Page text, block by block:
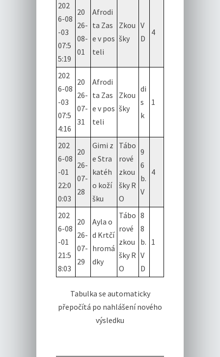
202
6-08
-03
07:5
5:19
20
26-
08-
01
Afrodi
ta Zas
e v pos
teli
Zkou
šky
V
D
4
202
6-08
-03
07:5
4:16
20
26-
07-
31
Afrodi
ta Zas
e v pos
teli
Zkou
šky
di
s
k
1
202
6-08
-01
22:0
0:03
20
26-
07-
28
Gimi z
e Stra
katéh
o koží
šku
Tábo
rové
zkou
šky R
O
9
6
b.
V
4
202
6-08
-01
21:5
8:03
20
26-
07-
29
Ayla o
d Krtčí
hromá
dky
Tábo
rové
zkou
šky R
O
8
8
b.
V
D
1
Tabulka se automaticky
přepočítá po nahlášení nového
výsledku